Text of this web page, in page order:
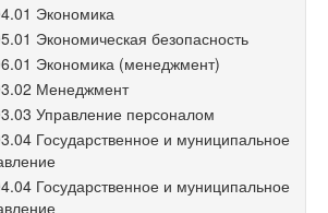
Экономика
38.05.01 Экономическая безопасность
Экономика (менеджмент)
38.03.02 Менеджмент
38.03.03 Управление персоналом
и муниципальное
Государственное и муниципальное